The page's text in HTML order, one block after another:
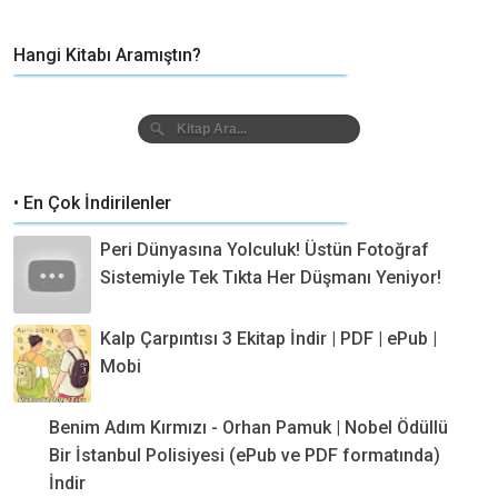
Hangi Kitabı Aramıştın?
• En Çok İndirilenler
Peri Dünyasına Yolculuk! Üstün Fotoğraf
Sistemiyle Tek Tıkta Her Düşmanı Yeniyor!
Kalp Çarpıntısı 3 Ekitap İndir | PDF | ePub |
Mobi
Benim Adım Kırmızı - Orhan Pamuk | Nobel Ödüllü
Bir İstanbul Polisiyesi (ePub ve PDF formatında)
İndir